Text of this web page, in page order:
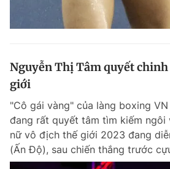
Nguyễn Thị Tâm quyết chinh
giới
"Cô gái vàng" của làng boxing
đang rất quyết tâm tìm kiếm
nữ vô địch thế giới 2023 đang
(Ấn Độ), sau chiến thắng trước